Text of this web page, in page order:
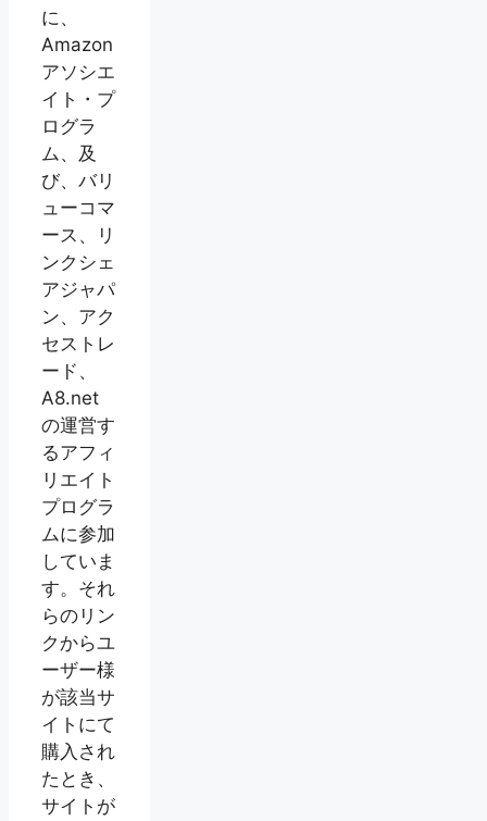
に、
Amazon
アソシエ
イト・プ
ログラ
ム、及
び、バリ
ューコマ
ース、リ
ンクシェ
アジャパ
ン、アク
セストレ
ード、
A8.net
の運営す
るアフィ
リエイト
プログラ
ムに参加
していま
す。それ
らのリン
クからユ
ーザー様
が該当サ
イトにて
購入され
たとき、
サイトが